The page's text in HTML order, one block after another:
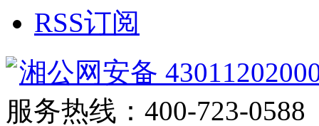
RSS订阅
湘公网安备
服务热线：400-723-0588